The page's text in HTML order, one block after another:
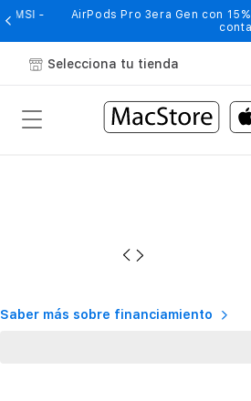
AirPods Pro 3era Gen con 15% de
contado
Selecciona tu tienda
Saber más sobre financiamiento